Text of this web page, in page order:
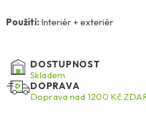
Lze ji použít také při transportu
vodotěsná. Lze ji použít opakovaně.
Použití: Interiér + exteriér
DOSTUPNOST
Skladem
DOPRAVA
Doprava nad 1200 Kč